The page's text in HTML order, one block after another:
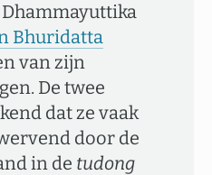
Bhuridatta
van zijn
De twee
dat ze vaak
door de
in de tudong